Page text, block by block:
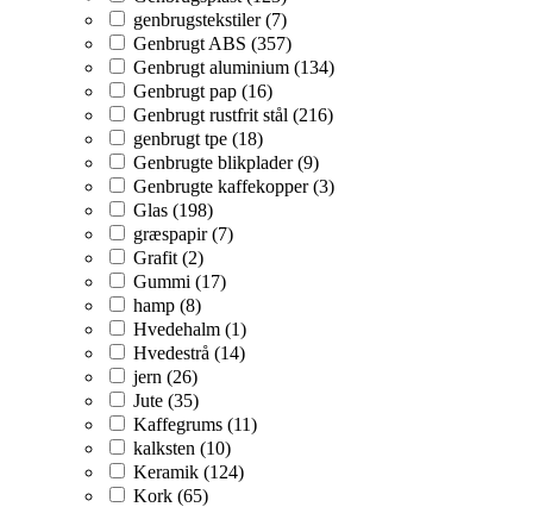
genbrugstekstiler (7)
Genbrugt ABS (357)
Genbrugt aluminium (134)
Genbrugt pap (16)
Genbrugt rustfrit stål (216)
genbrugt tpe (18)
Genbrugte blikplader (9)
Genbrugte kaffekopper (3)
Glas (198)
græspapir (7)
Grafit (2)
Gummi (17)
hamp (8)
Hvedehalm (1)
Hvedestrå (14)
jern (26)
Jute (35)
Kaffegrums (11)
kalksten (10)
Keramik (124)
Kork (65)